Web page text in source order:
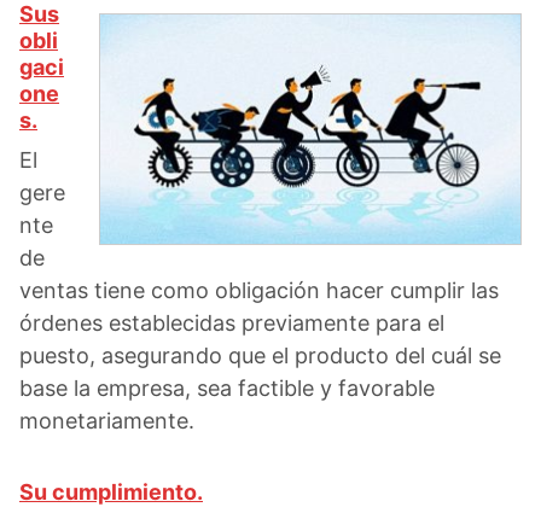
Sus
obli
gaci
one
s.
El
gere
nte
de
ventas tiene como obligación hacer cumplir las
órdenes establecidas previamente para el
puesto, asegurando que el producto del cuál se
base la empresa, sea factible y favorable
monetariamente.
Su cumplimiento.